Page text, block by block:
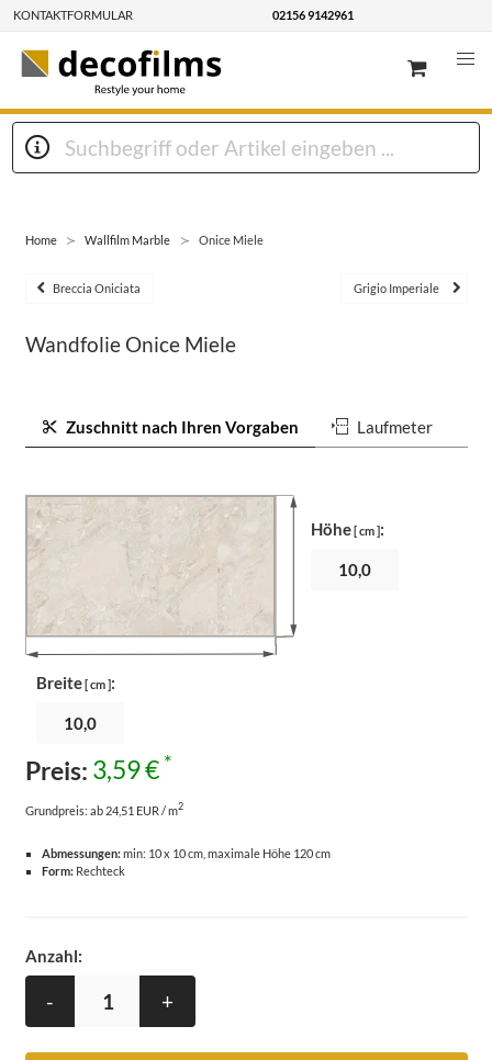
KONTAKTFORMULAR 02156 9142961
Home Wallfilm Marble Onice Miele
Breccia Oniciata Grigio Imperiale
Wandfolie Onice Miele
Zuschnitt nach Ihren Vorgaben Laufmeter
Breite[ cm ]:
Höhe[ cm ]:
Preis: 3,59 € *
Grundpreis: ab 24,51 EUR / m2
Abmessungen:min: 10 x 10 cm, maximale Höhe 120 cm
Form:Rechteck
Anzahl:
- +